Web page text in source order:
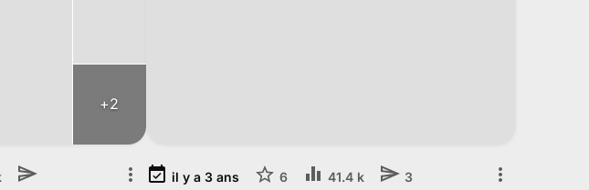
+2
il y a 3 ans 6 41.4 k 3